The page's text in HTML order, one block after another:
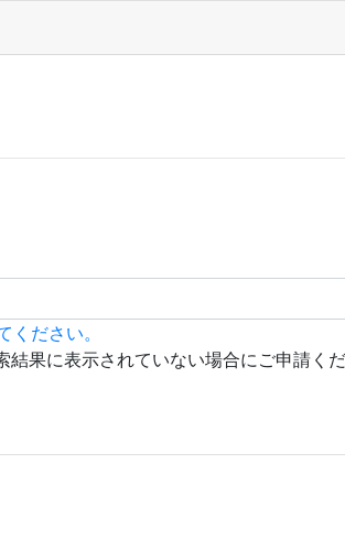
ださい。
結果に表示されていない場合にご申請く